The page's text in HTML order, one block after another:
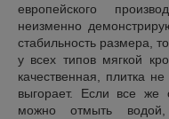
европейского
неизменно
стабильность размера,
у всех типов мягкой
качественная, плитка
выгорает. Если все же
можно отмыть